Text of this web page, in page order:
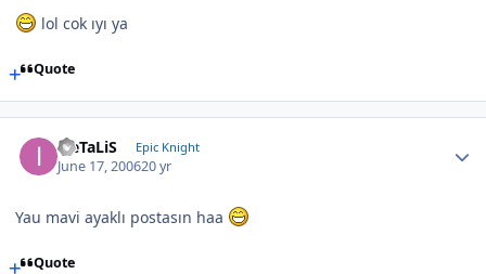
lol cok ıyı ya
Quote
iLeTaLiS Epic Knight
June 17, 200620 yr
Yau mavi ayaklı postasın haa
Quote